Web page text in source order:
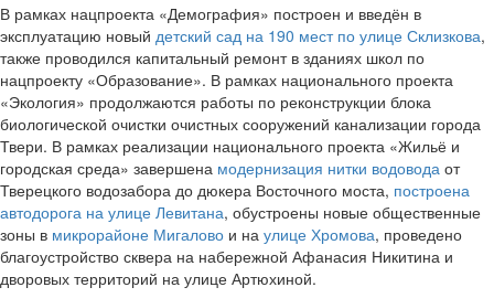
В рамках нацпроекта «Демография» построен и введён в
эксплуатацию новый детский сад на 190 мест по улице Склизкова,
также проводился капитальный ремонт в зданиях школ по
нацпроекту «Образование». В рамках национального проекта
«Экология» продолжаются работы по реконструкции блока
биологической очистки очистных сооружений канализации города
Твери. В рамках реализации национального проекта «Жильё и
городская среда» завершена модернизация нитки водовода от
Тверецкого водозабора до дюкера Восточного моста, построена
автодорога на улице Левитана, обустроены новые общественные
зоны в микрорайоне Мигалово и на улице Хромова, проведено
благоустройство сквера на набережной Афанасия Никитина и
дворовых территорий на улице Артюхиной.